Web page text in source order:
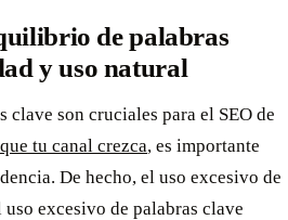
de palabras
y uso natural
clave son cruciales para el SEO de
tu canal crezca, es importante
De hecho, el uso excesivo de
excesivo de palabras clave